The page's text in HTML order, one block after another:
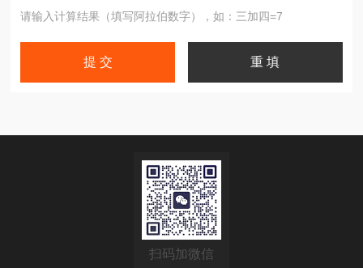
请输入计算结果（填写阿拉伯数字），如：三加四=7
扫码加微信